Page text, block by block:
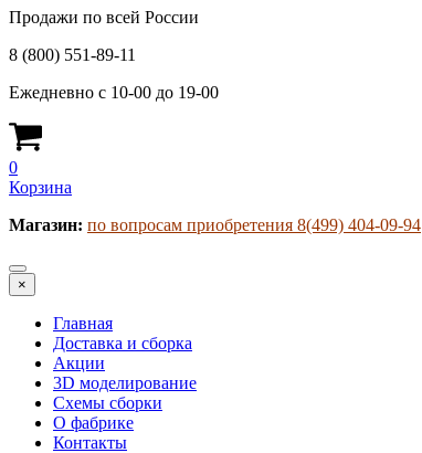
Продажи по всей России
8 (800) 551-89-11
Ежедневно с 10-00 до 19-00
0
Корзина
Магазин: по вопросам приобретения 8(499) 404-09-94
×
Главная
Доставка и сборка
Акции
3D моделирование
Схемы сборки
О фабрике
Контакты